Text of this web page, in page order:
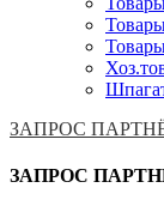
ЗАПРОС
ЗАПРОС